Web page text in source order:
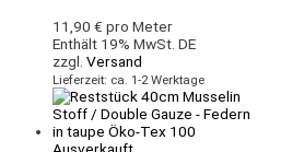
11,90 € pro Meter
Enthält 19% MwSt. DE
zzgl. Versand
Lieferzeit: ca. 1-2 Werktage